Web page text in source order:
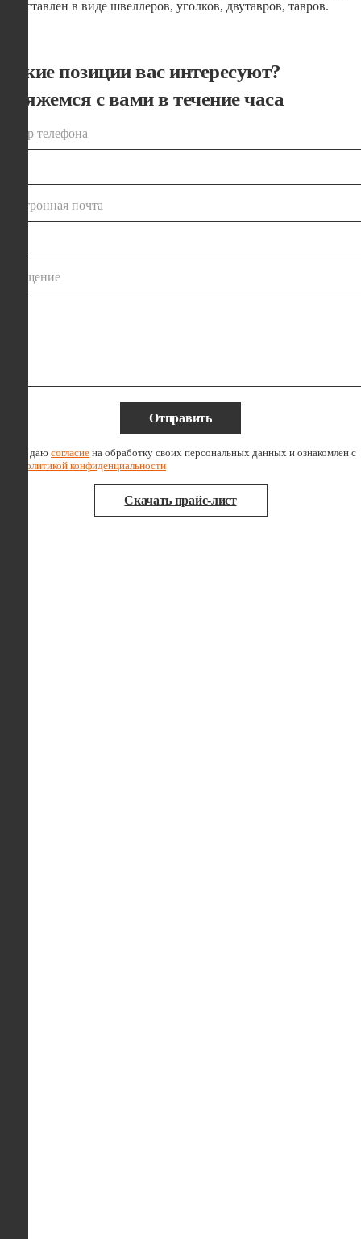
представлен в виде швеллеров, уголков, двутавров, тавров.
Какие позиции вас интересуют?
Свяжемся с вами в течение часа
номер телефона
электронная почта
сообщение
Скачать прайс-лист
Отправить
Я даю согласие на обработку своих персональных данных и ознакомлен с
политикой конфиденциальности